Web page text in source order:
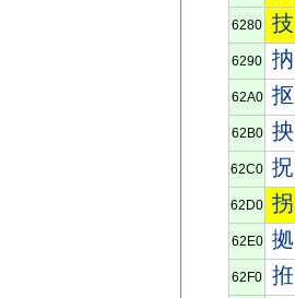
6280 技
6290 抐
62A0 抠
62B0 抰
62C0 拀
62D0 拐
62E0 拠
62F0 拰